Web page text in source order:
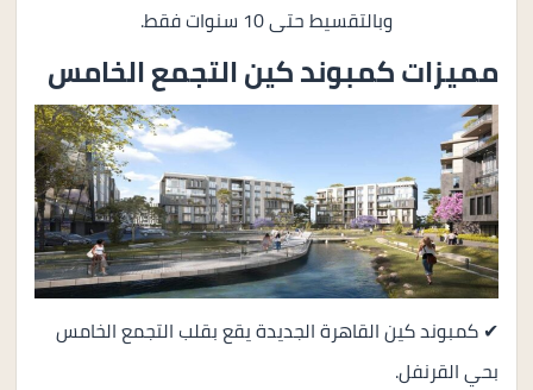
وبالتقسيط حتى 10 سنوات فقط.
مميزات كمبوند كين التجمع الخامس
✔ كمبوند كين القاهرة الجديدة يقع بقلب التجمع الخامس
بحي القرنفل.